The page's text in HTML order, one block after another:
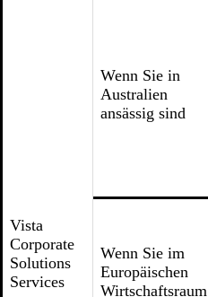
Vista
Corporate
Solutions
Services
Wenn Sie in
Australien
ansässig sind
Wenn Sie im
Europäischen
Wirtschaftsraum